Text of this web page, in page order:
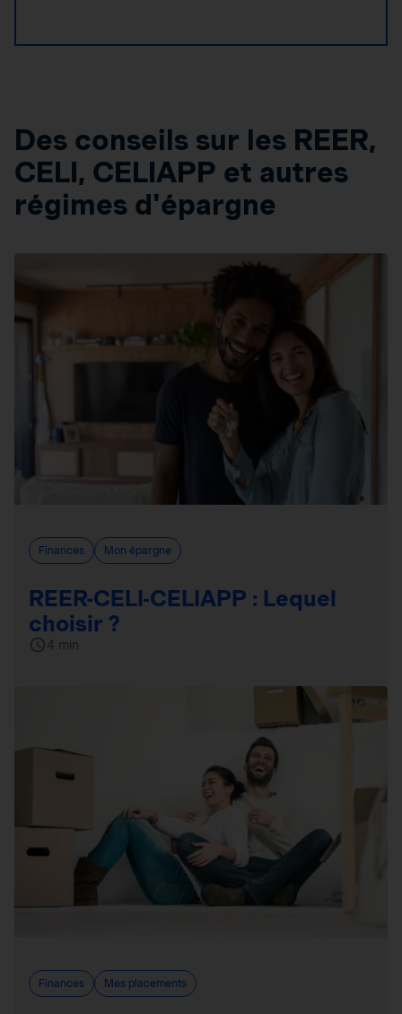
Des conseils sur les REER,
CELI, CELIAPP et autres
régimes d'épargne
Finances Mon épargne
REER-CELI-CELIAPP : Lequel
choisir ?
4 min
Finances Mes placements